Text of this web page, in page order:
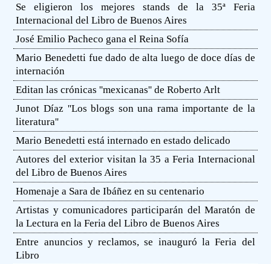
Se eligieron los mejores stands de la 35ª Feria
Internacional del Libro de Buenos Aires
José Emilio Pacheco gana el Reina Sofía
Mario Benedetti fue dado de alta luego de doce días de
internación
Editan las crónicas ''mexicanas'' de Roberto Arlt
Junot Díaz ''Los blogs son una rama importante de la
literatura''
Mario Benedetti está internado en estado delicado
Autores del exterior visitan la 35 a Feria Internacional
del Libro de Buenos Aires
Homenaje a Sara de Ibáñez en su centenario
Artistas y comunicadores participarán del Maratón de
la Lectura en la Feria del Libro de Buenos Aires
Entre anuncios y reclamos, se inauguró la Feria del
Libro